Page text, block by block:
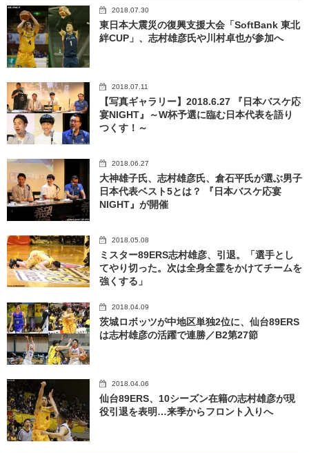
2018.07.30
東日本大震災の復興支援大会「SoftBank 東北
絆CUP」、志村雄彦氏や川村卓也が参加へ
2018.07.11
【写真ギャラリー】2018.6.27 『日本バスケ応
宴NIGHT』～W杯予選に臨む日本代表を語り
つくす！～
2018.06.27
大神雄子氏、志村雄彦氏、倉石平氏が選ぶ男子
日本代表ベスト5とは？ 『日本バスケ応宴
NIGHT』が開催
2018.05.08
ミスター89ERS志村雄彦、引退。「選手とし
てやり切った。次は全身全霊をかけてチームを
強くする」
2018.04.09
茨城ロボッツが中地区単独2位に、仙台89ERS
は志村雄彦の活躍で連勝／B2第27節
2018.04.06
仙台89ERS、10シーズン在籍の志村雄彦が現
役引退を表明…来季からフロント入りへ